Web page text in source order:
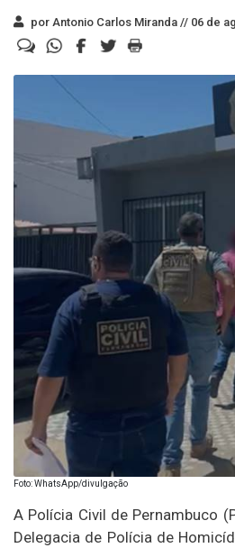
por Antonio Carlos Miranda // 06 de
Foto: WhatsApp/divulgação
A Polícia Civil de Pernambuco
Delegacia de Polícia de